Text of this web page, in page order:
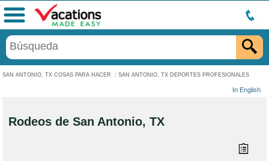
SAN ANTONIO, TX COSAS PARA HACER : SAN ANTONIO, TX DEPORTES PROFESIONALES
In English
Menú
Rodeos de San Antonio, TX